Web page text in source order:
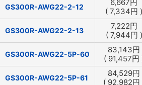
GS300R-AWG22-2-12 6,667円
( 7,334円 )
GS300R-AWG22-2-13 7,222円
( 7,944円 )
GS300R-AWG22-5P-60 83,143円
( 91,457円
GS300R-AWG22-5P-61 84,529円
( 92,982円